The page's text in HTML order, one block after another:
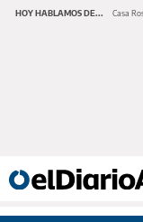
HOY HABLAMOS DE... Casa